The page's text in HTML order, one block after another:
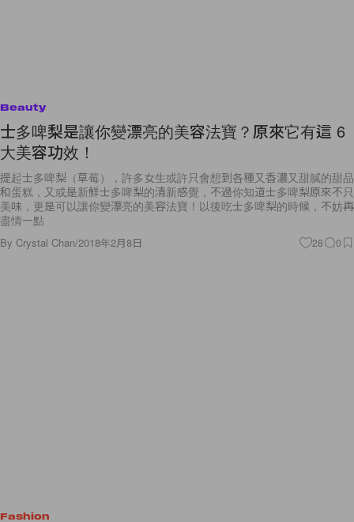
Beauty
士多啤梨是讓你變漂亮的美容法寶？原來它有這 6
大美容功效！
提起士多啤梨（草莓），許多女生或許只會想到各種又香濃又甜膩的甜品
和蛋糕，又或是新鮮士多啤梨的清新感覺，不過你知道士多啤梨原來不只
美味，更是可以讓你變漂亮的美容法寶！以後吃士多啤梨的時候，不妨再
盡情一點
By Crystal Chan/2018年2月8日 28 0
Fashion